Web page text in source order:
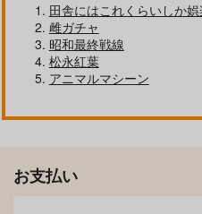
田舎にはこれくらいしか
雌ガチャ
昭和最終戦線
松永紅葉
アニマルマシーン
お支払い